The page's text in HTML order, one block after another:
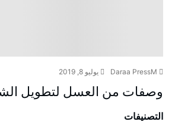
يوليو 8, 2019
وصفات من العسل لتطويل
التصنيفات